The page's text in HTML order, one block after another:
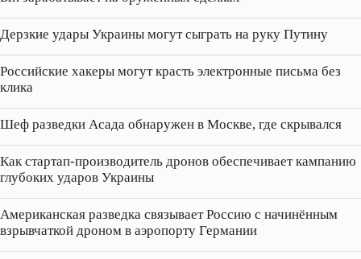
Дерзкие удары Украины могут сыграть на руку Путину
Российские хакеры могут красть электронные письма без
клика
Шеф разведки Асада обнаружен в Москве, где скрывался
Как стартап‑производитель дронов обеспечивает кампанию
глубоких ударов Украины
Американская разведка связывает Россию с начинённым
взрывчаткой дроном в аэропорту Германии